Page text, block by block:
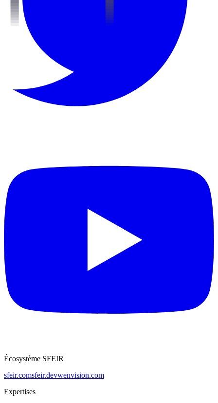
Écosystème SFEIR
sfeir.comsfeir.devwenvision.com
Expertises